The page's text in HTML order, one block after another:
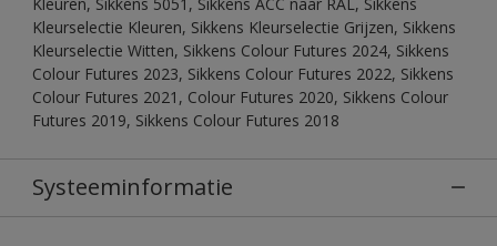
Kleurselectie Kleuren, Sikkens Kleurselectie Grijzen, Sikkens
Kleurselectie Witten, Sikkens Colour Futures 2024, Sikkens
Colour Futures 2023, Sikkens Colour Futures 2022, Sikkens
Colour Futures 2021, Colour Futures 2020, Sikkens Colour
Futures 2019, Sikkens Colour Futures 2018
Systeeminformatie